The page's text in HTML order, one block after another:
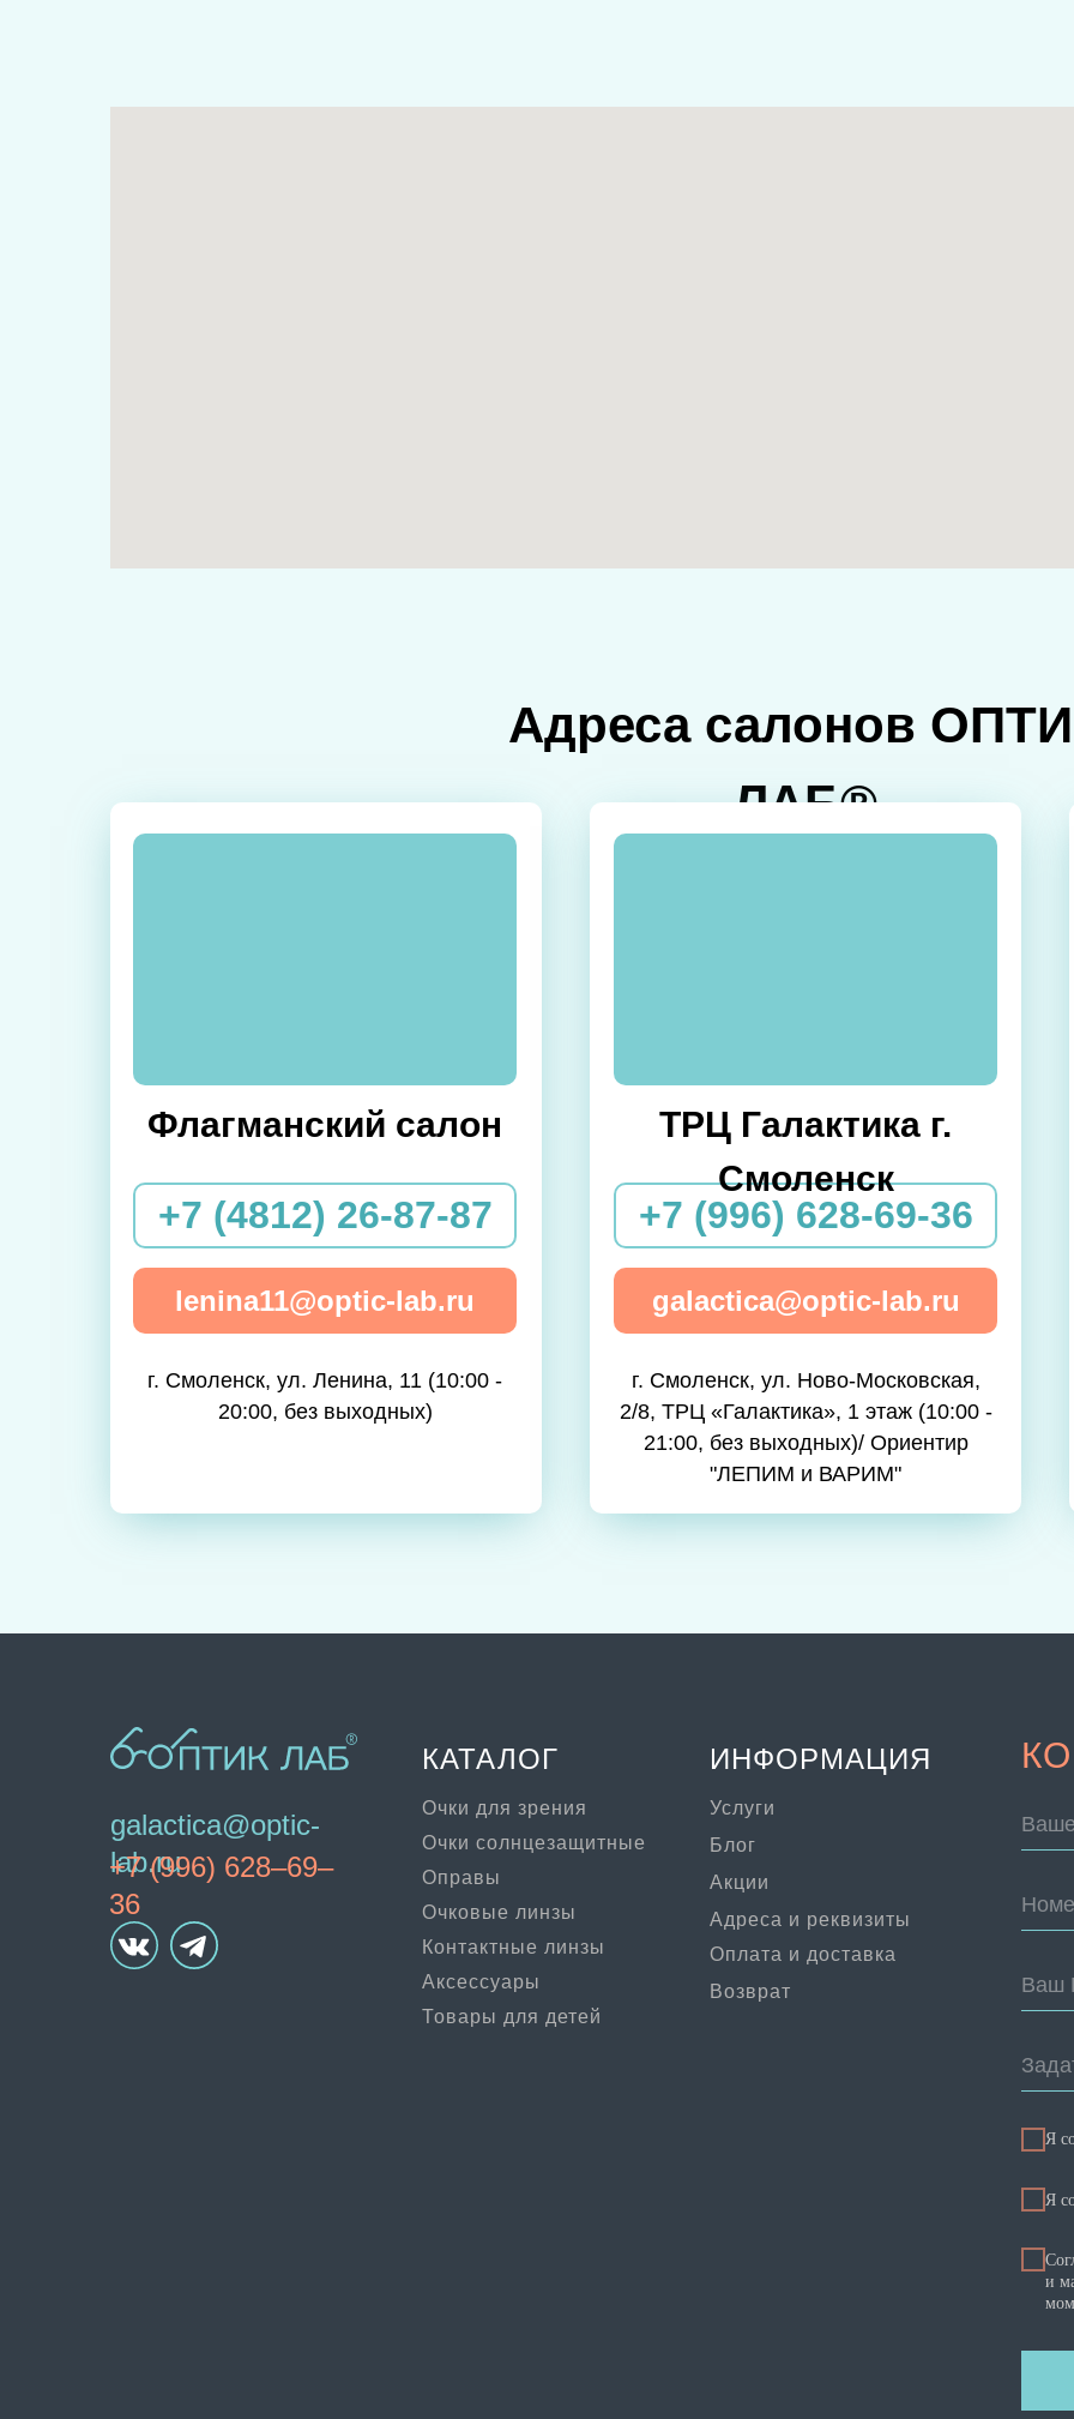
Адреса салонов
ЛАБ®
г. Смоленск, ул. Ленина, 11 (10:00 -
20:00, без выходных)
Флагманский салон
+7 (4812) 26-87-87
lenina11@optic-lab.ru
+7 (996) 628-69-36
galactica@optic-lab.ru
ТРЦ Галактика г.
Смоленск
г. Смоленск, ул. Ново-Московская,
2/8, ТРЦ «Галактика», 1 этаж (10:00 -
21:00, без выходных)/ Ориентир
"ЛЕПИМ и ВАРИМ"
galactica@optic-
lab.ru
Очки для зрения
Очки солнцезащитные
Очковые линзы
Оправы
Контактные линзы
Аксессуары
Товары для детей
+7 (996) 628–69–
36
ИНФОРМАЦИЯ
Услуги
КАТАЛОГ
Адреса и реквизиты
Ваш
Я
Я
и
Оплата и доставка
Возврат
Блог
Акции